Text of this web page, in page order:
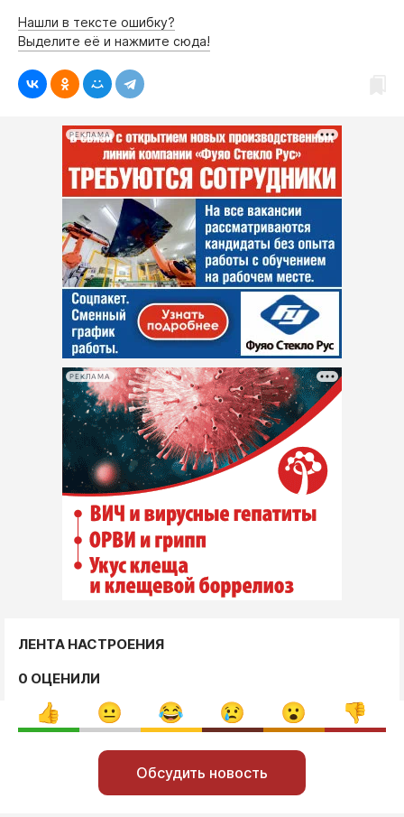
Нашли в тексте ошибку?
Выделите её и нажмите сюда!
РЕКЛАМА
РЕКЛАМА
ЛЕНТА НАСТРОЕНИЯ
0 ОЦЕНИЛИ
Обсудить новость